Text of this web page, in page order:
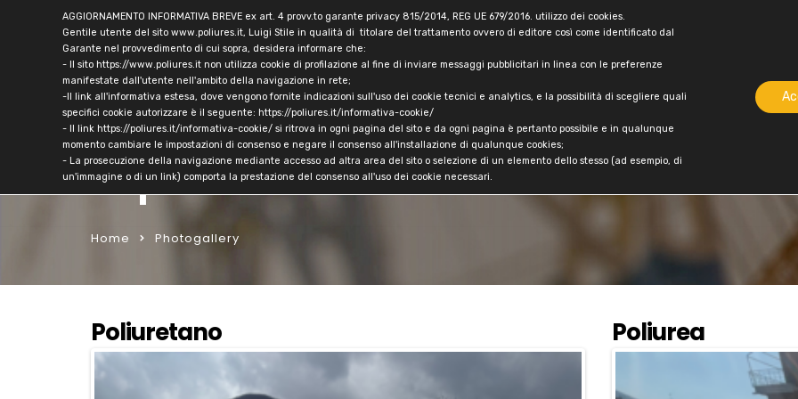
info@poliures.it 800.832026
Home Chi Siamo Prodotti Certificazioni
Impermeabilizzazione e isolamento
napoli
Home Photogallery
Poliuretano Poliurea
AGGIORNAMENTO INFORMATIVA BREVE ex art. 4 provv.to garante privacy 815/2014, REG UE 679/2016. utilizzo dei cookies.
Gentile utente del sito www.poliures.it, Luigi Stile in qualità di titolare del trattamento ovvero di editore così come identificato dal
Garante nel provvedimento di cui sopra, desidera informare che:
- Il sito https://www.poliures.it non utilizza cookie di profilazione al fine di inviare messaggi pubblicitari in linea con le preferenze
manifestate dall'utente nell'ambito della navigazione in rete;
-Il link all'informativa estesa, dove vengono fornite indicazioni sull'uso dei cookie tecnici e analytics, e la possibilità di scegliere quali
specifici cookie autorizzare è il seguente: https://poliures.it/informativa-cookie/
- Il link https://poliures.it/informativa-cookie/ si ritrova in ogni pagina del sito e da ogni pagina è pertanto possibile e in qualunque
momento cambiare le impostazioni di consenso e negare il consenso all'installazione di qualunque cookies;
- La prosecuzione della navigazione mediante accesso ad altra area del sito o selezione di un elemento dello stesso (ad esempio, di
un'immagine o di un link) comporta la prestazione del consenso all'uso dei cookie necessari.